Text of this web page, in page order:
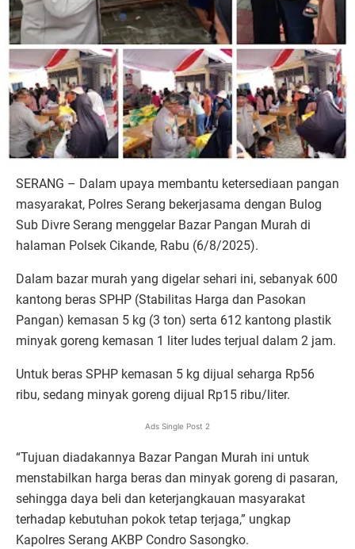
SERANG – Dalam upaya membantu ketersediaan pangan
masyarakat, Polres Serang bekerjasama dengan Bulog
Sub Divre Serang menggelar Bazar Pangan Murah di
halaman Polsek Cikande, Rabu (6/8/2025).
Dalam bazar murah yang digelar sehari ini, sebanyak 600
kantong beras SPHP (Stabilitas Harga dan Pasokan
Pangan) kemasan 5 kg (3 ton) serta 612 kantong plastik
minyak goreng kemasan 1 liter ludes terjual dalam 2 jam.
Untuk beras SPHP kemasan 5 kg dijual seharga Rp56
ribu, sedang minyak goreng dijual Rp15 ribu/liter.
Ads Single Post 2
“Tujuan diadakannya Bazar Pangan Murah ini untuk
menstabilkan harga beras dan minyak goreng di pasaran,
sehingga daya beli dan keterjangkauan masyarakat
terhadap kebutuhan pokok tetap terjaga,” ungkap
Kapolres Serang AKBP Condro Sasongko.